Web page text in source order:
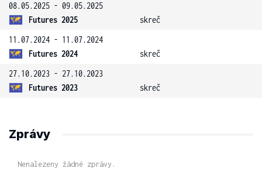
08.05.2025 - 09.05.2025
Futures 2025
skreč
11.07.2024 - 11.07.2024
Futures 2024
skreč
27.10.2023 - 27.10.2023
Futures 2023
skreč
Zprávy
Nenalezeny žádné zprávy.